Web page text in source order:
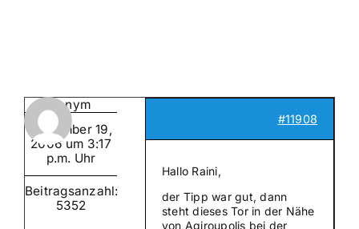
Mein
Anonym
November 19,
2006 um 3:17
p.m. Uhr
Beitragsanzahl:
5352
#11908
Hallo Raini,
der Tipp war gut, dann
steht dieses Tor in der Nähe
von Agiroupolis bei der